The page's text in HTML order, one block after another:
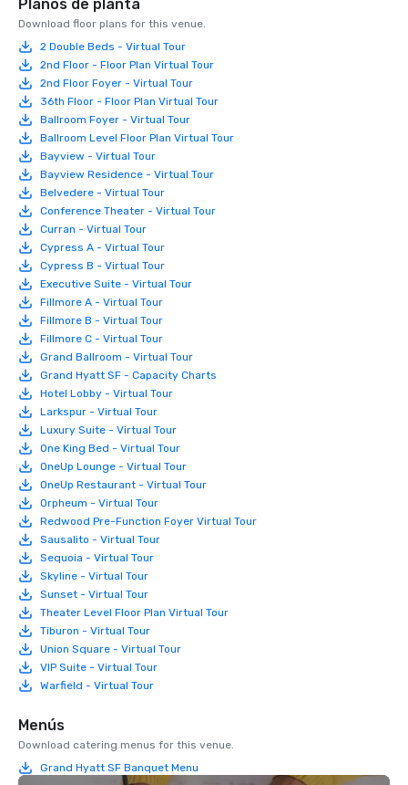
Planos de planta
Download floor plans for this venue.
2 Double Beds - Virtual Tour
2nd Floor - Floor Plan Virtual Tour
2nd Floor Foyer - Virtual Tour
36th Floor - Floor Plan Virtual Tour
Ballroom Foyer - Virtual Tour
Ballroom Level Floor Plan Virtual Tour
Bayview - Virtual Tour
Bayview Residence - Virtual Tour
Belvedere - Virtual Tour
Conference Theater - Virtual Tour
Curran - Virtual Tour
Cypress A - Virtual Tour
Cypress B - Virtual Tour
Executive Suite - Virtual Tour
Fillmore A - Virtual Tour
Fillmore B - Virtual Tour
Fillmore C - Virtual Tour
Grand Ballroom - Virtual Tour
Grand Hyatt SF - Capacity Charts
Hotel Lobby - Virtual Tour
Larkspur - Virtual Tour
Luxury Suite - Virtual Tour
One King Bed - Virtual Tour
OneUp Lounge - Virtual Tour
OneUp Restaurant - Virtual Tour
Orpheum - Virtual Tour
Redwood Pre-Function Foyer Virtual Tour
Sausalito - Virtual Tour
Sequoia - Virtual Tour
Skyline - Virtual Tour
Sunset - Virtual Tour
Theater Level Floor Plan Virtual Tour
Tiburon - Virtual Tour
Union Square - Virtual Tour
VIP Suite - Virtual Tour
Warfield - Virtual Tour
Menús
Download catering menus for this venue.
Grand Hyatt SF Banquet Menu